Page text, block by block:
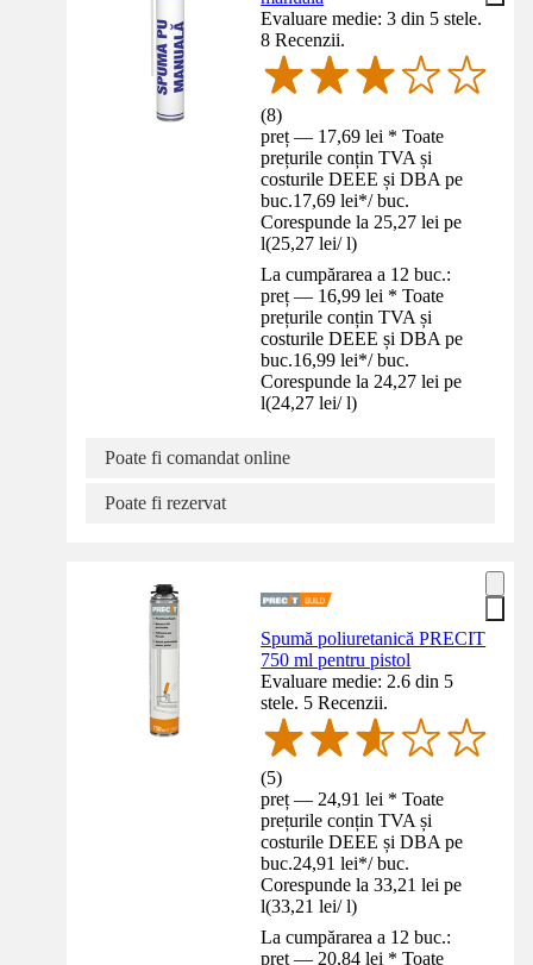
Evaluare medie: 3 din 5 stele.
8 Recenzii.
(8)
preț — 17,69 lei * Toate
prețurile conțin TVA și
costurile DEEE și DBA pe
buc.17,69 lei*/ buc.
Corespunde la 25,27 lei pe
l(25,27 lei/ l)
La cumpărarea a 12 buc.:
preț — 16,99 lei * Toate
prețurile conțin TVA și
costurile DEEE și DBA pe
buc.16,99 lei*/ buc.
Corespunde la 24,27 lei pe
l(24,27 lei/ l)
Poate fi comandat online
Poate fi rezervat
Spumă poliuretanică PRECIT
750 ml pentru pistol
Evaluare medie: 2.6 din 5
stele. 5 Recenzii.
(5)
preț — 24,91 lei * Toate
prețurile conțin TVA și
costurile DEEE și DBA pe
buc.24,91 lei*/ buc.
Corespunde la 33,21 lei pe
l(33,21 lei/ l)
La cumpărarea a 12 buc.:
preț — 20,84 lei * Toate